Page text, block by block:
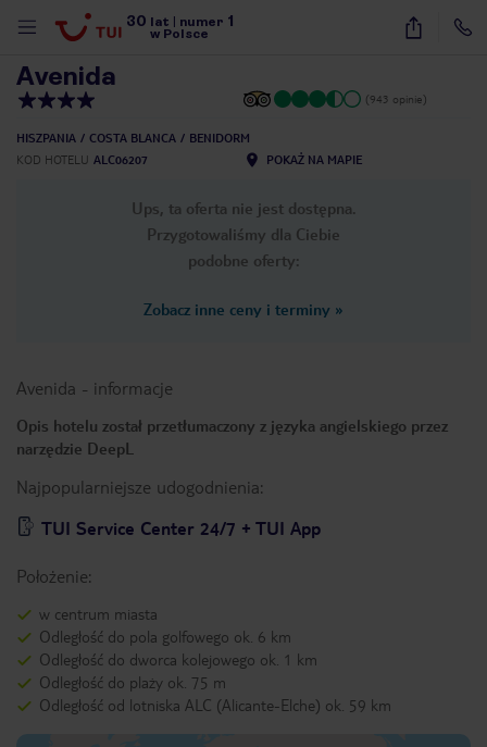
30 lat numer 1
w Polsce
28
Avenida
(943 opinie)
HISZPANIA COSTA BLANCA
BENIDORM
KOD HOTELU ALC06207 POKAŻ NA MAPIE
Ups, ta oferta nie jest dostępna.
Przygotowaliśmy dla Ciebie
podobne oferty:
Zobacz inne ceny i terminy »
Avenida - informacje
Opis hotelu został przetłumaczony z języka angielskiego przez
narzędzie DeepL
Najpopularniejsze udogodnienia:
TUI Service Center 24/7 + TUI App
Położenie:
w centrum miasta
Odległość do pola golfowego ok. 6 km
Odległość do dworca kolejowego ok. 1 km
Odległość do plaży ok. 75 m
Odległość od lotniska ALC (Alicante-Elche) ok. 59 km